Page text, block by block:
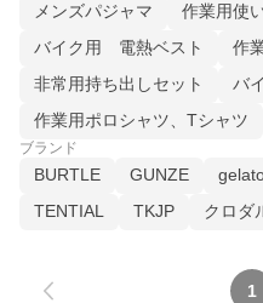
メンズパジャマ
作業用使
バイク用 電熱ベスト
作
非常用持ち出しセット
バ
作業用ポロシャツ、Tシャツ
ブランド
BURTLE GUNZE
TENTIAL
TKJP クロダ
1